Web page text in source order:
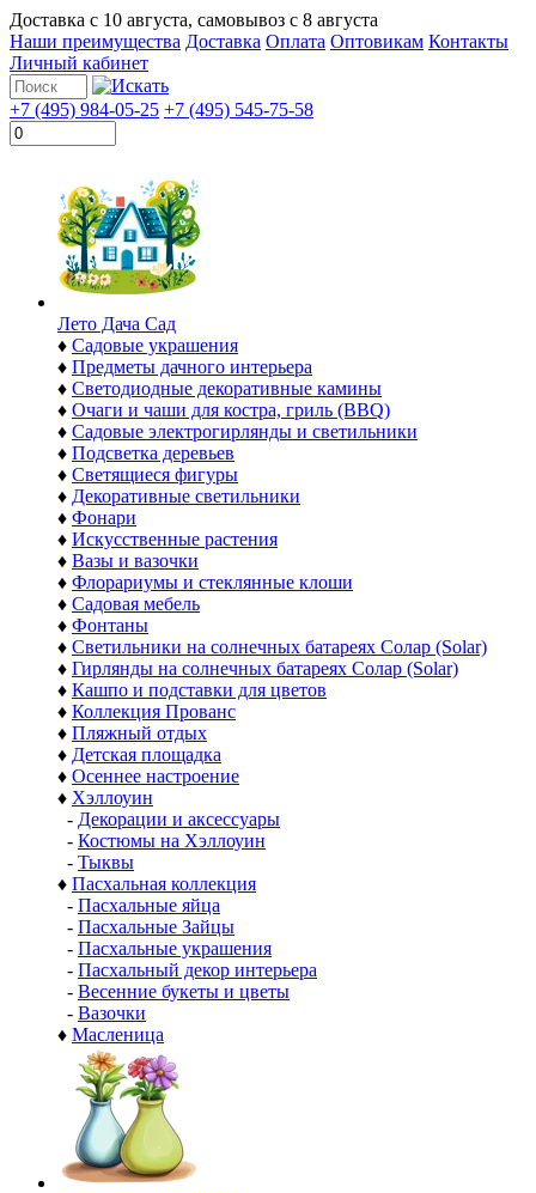
Доставка с 10 августа, самовывоз с 8 августа
Наши преимущества Доставка Оплата Оптовикам Контакты
Личный кабинет
+7 (495) 984-05-25 +7 (495) 545-75-58
Лето Дача Сад
♦ Садовые украшения
♦ Предметы дачного интерьера
♦ Светодиодные декоративные камины
♦ Очаги и чаши для костра, гриль (BBQ)
♦ Садовые электрогирлянды и светильники
♦ Подсветка деревьев
♦ Светящиеся фигуры
♦ Декоративные светильники
♦ Фонари
♦ Искусственные растения
♦ Вазы и вазочки
♦ Флорариумы и стеклянные клоши
♦ Садовая мебель
♦ Фонтаны
♦ Светильники на солнечных батареях Солар (Solar)
♦ Гирлянды на солнечных батареях Солар (Solar)
♦ Кашпо и подставки для цветов
♦ Коллекция Прованс
♦ Пляжный отдых
♦ Детская площадка
♦ Осеннее настроение
♦ Хэллоуин
- Декорации и аксессуары
- Костюмы на Хэллоуин
- Тыквы
♦ Пасхальная коллекция
- Пасхальные яйца
- Пасхальные Зайцы
- Пасхальные украшения
- Пасхальный декор интерьера
- Весенние букеты и цветы
- Вазочки
♦ Масленица